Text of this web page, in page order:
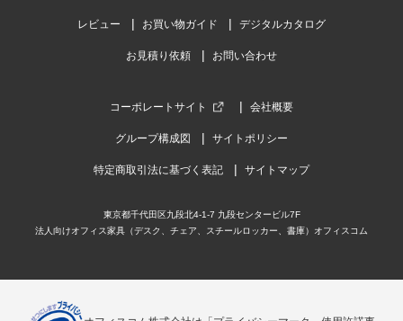
レビュー お買い物ガイド デジタルカタログ
お見積り依頼 お問い合わせ
コーポレートサイト 会社概要
グループ構成図 サイトポリシー
特定商取引法に基づく表記 サイトマップ
東京都千代田区九段北4-1-7 九段センタービル7F
法人向けオフィス家具（デスク、チェア、スチールロッカー、書庫）オフィスコム